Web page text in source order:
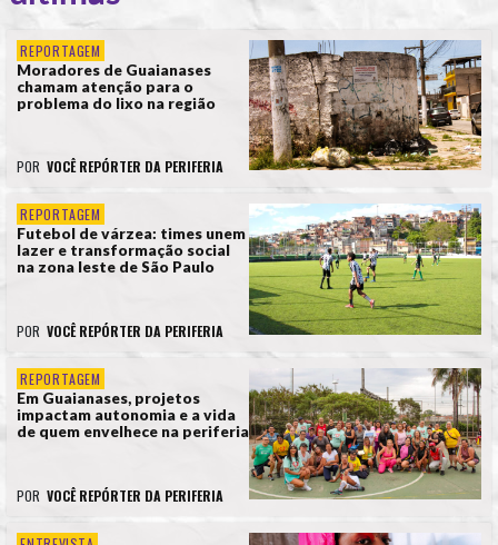
REPORTAGEM
Moradores de Guaianases
chamam atenção para o
problema do lixo na região
POR VOCÊ REPÓRTER DA PERIFERIA
REPORTAGEM
Futebol de várzea: times unem
lazer e transformação social
na zona leste de São Paulo
POR VOCÊ REPÓRTER DA PERIFERIA
REPORTAGEM
Em Guaianases, projetos
impactam autonomia e a vida
de quem envelhece na periferia
POR VOCÊ REPÓRTER DA PERIFERIA